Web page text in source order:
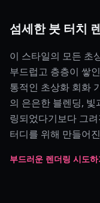
섬세한 붓 터치
이 스타일의 모든 초
부드럽고 층층이 쌓
통적인 초상화 회화
의 은은한 블렌딩,
링되었다기보다 그
터디를 위해 만들어
부드러운 렌더링 시도